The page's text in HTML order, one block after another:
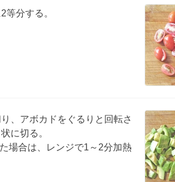
等分する。
、アボカドをぐるりと回転さ
に切る。
場合は、レンジで1～2分加熱